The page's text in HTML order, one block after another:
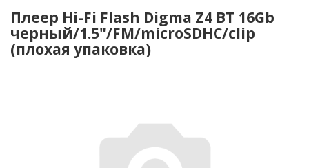
Плеер Hi-Fi Flash Digma Z4 BT 16Gb
черный/1.5"/FM/microSDHC/clip
(плохая упаковка)